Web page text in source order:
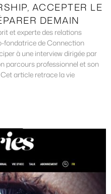
ACCEPTER LE
DEMAIN
et experte des relations
fondatrice de Connection
à une interview dirigée par
parcours professionnel et son
article retrace la vie